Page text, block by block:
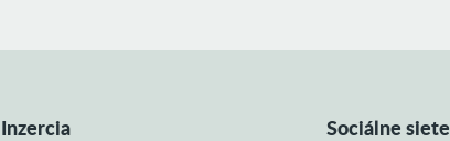
Inzercia Sociálne siete